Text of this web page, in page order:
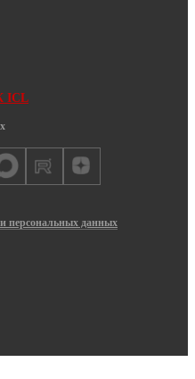
ICL
персональных данных